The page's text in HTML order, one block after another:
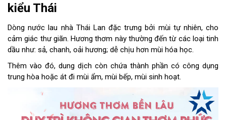
kiểu Thái
Dòng nước lau nhà Thái Lan đặc trưng bởi mùi tự nhiên, cho
cảm giác thư giãn. Hương thơm này thường đến từ các loại tinh
dầu như: sả, chanh, oải hương; dễ chịu hơn mùi hóa học.
Thêm vào đó, dung dịch còn chứa thành phần có công dụng
trung hòa hoặc át đi mùi ẩm, mùi bếp, mùi sinh hoạt.